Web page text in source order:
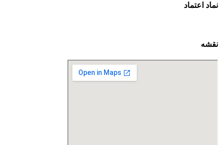
نماد اعتماد
نقشه